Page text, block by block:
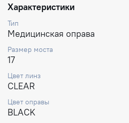
Характеристики
Тип
Медицинская оправа
Размер моста
17
Цвет линз
CLEAR
Цвет оправы
BLACK